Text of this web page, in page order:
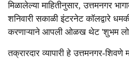
मिळालेल्या माहितीनुसार, उत्तमनगर
शनिवारी सकाळी इंटरनेट कॉलद्वारे
करणाऱ्याने आपली ओळख थेट 'शुभम
तक्रारदार व्यापारी हे उत्तमनगर-